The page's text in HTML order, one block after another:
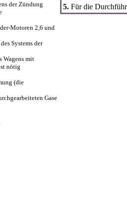
der Zündung
Motoren 2,6 und
Systems der
Wagens mit
nötig
(die
Gase
5. Für die